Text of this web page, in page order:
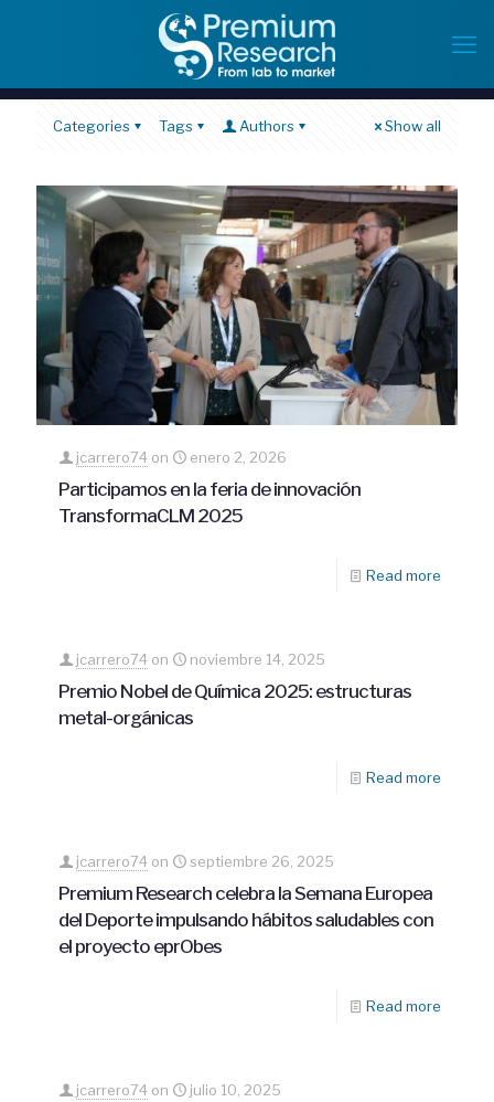
Categories Tags Authors Show all
jcarrero74 on enero 2, 2026
Participamos en la feria de innovación
TransformaCLM 2025
Read more
jcarrero74 on noviembre 14, 2025
Premio Nobel de Química 2025: estructuras
metal-orgánicas
Read more
jcarrero74 on septiembre 26, 2025
Premium Research celebra la Semana Europea
del Deporte impulsando hábitos saludables con
el proyecto eprObes
Read more
jcarrero74 on julio 10, 2025